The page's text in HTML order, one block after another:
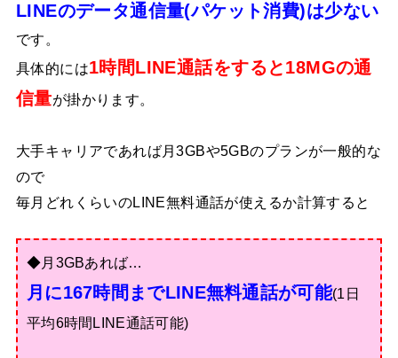
LINEのデータ通信量(パケット消費)は少ない
です。
具体的には1時間LINE通話をすると18MGの通
信量が掛かります。
大手キャリアであれば月3GBや5GBのプランが一般的な
ので
毎月どれくらいのLINE無料通話が使えるか計算すると
◆月3GBあれば…
月に167時間までLINE無料通話が可能(1日
平均6時間LINE通話可能)